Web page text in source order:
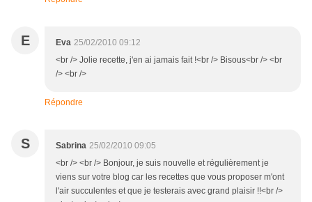
E Eva 25/02/2010 09:12
<br /> Jolie recette, j'en ai jamais fait !<br /> Bisous<br /> <br
/> <br />
Répondre
S Sabrina 25/02/2010 09:05
<br /> <br /> Bonjour, je suis nouvelle et régulièrement je
viens sur votre blog car les recettes que vous proposer m'ont
l'air succulentes et que je testerais avec grand plaisir !!<br />